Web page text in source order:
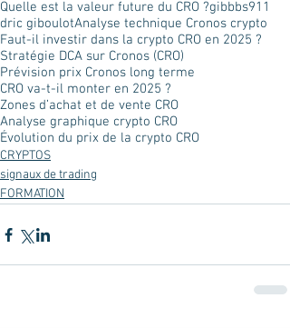
Quelle est la valeur future du CRO ?gibbbs911
dric giboulotAnalyse technique Cronos crypto
Faut-il investir dans la crypto CRO en 2025 ?
Stratégie DCA sur Cronos (CRO)
Prévision prix Cronos long terme
CRO va-t-il monter en 2025 ?
Zones d’achat et de vente CRO
Analyse graphique crypto CRO
Évolution du prix de la crypto CRO
CRYPTOS
signaux de trading
FORMATION